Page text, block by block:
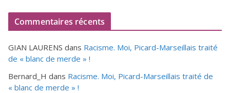
Commentaires récents
GIAN LAURENS dans Racisme. Moi, Picard-Marseillais traité
de « blanc de merde » !
Bernard_H dans Racisme. Moi, Picard-Marseillais traité de
« blanc de merde » !